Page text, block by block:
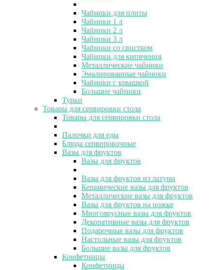
Чайники для плиты
Чайники 1 л
Чайники 2 л
Чайники 3 л
Чайники со свистком
Чайники для кипячения
Металлические чайники
Эмалированные чайники
Чайники с крышкой
Большие чайники
Турки
Товары для сервировки стола
Товары для сервировки стола
Палочки для еды
Блюда сервировочные
Вазы для фруктов
Вазы для фруктов
Вазы для фруктов из латуни
Керамические вазы для фруктов
Металлические вазы для фруктов
Вазы для фруктов на ножке
Многоярусные вазы для фруктов
Декоративные вазы для фруктов
Подарочные вазы для фруктов
Настольные вазы для фруктов
Большие вазы для фруктов
Конфетницы
Конфетницы